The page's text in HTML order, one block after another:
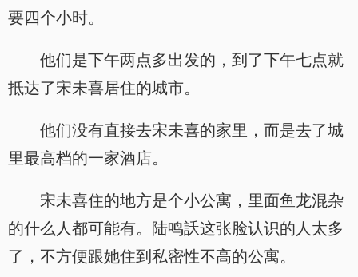
要四个小时。
他们是下午两点多出发的，到了下午七点就
抵达了宋未喜居住的城市。
他们没有直接去宋未喜的家里，而是去了城
里最高档的一家酒店。
宋未喜住的地方是个小公寓，里面鱼龙混杂
的什么人都可能有。陆鸣訞这张脸认识的人太多
了，不方便跟她住到私密性不高的公寓。